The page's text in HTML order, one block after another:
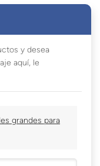
y desea
aquí, le
grandes para